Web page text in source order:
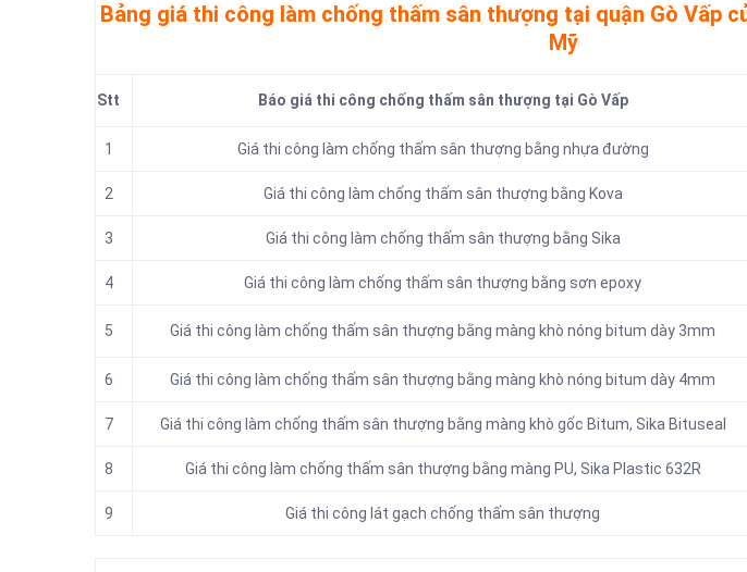
Bảng giá thi công làm chống thấm sân thượng tại quận Gò Vấp
Mỹ
Stt Báo giá thi công chống thấm sân thượng tại Gò Vấp
1 Giá thi công làm chống thấm sân thượng bằng nhựa đường
2 Giá thi công làm chống thấm sân thượng bằng Kova
3 Giá thi công làm chống thấm sân thượng bằng Sika
4 Giá thi công làm chống thấm sân thượng bằng sơn epoxy
5 Giá thi công làm chống thấm sân thượng bằng màng khò nóng bitum dày 3mm
6 Giá thi công làm chống thấm sân thượng bằng màng khò nóng bitum dày 4mm
7 Giá thi công làm chống thấm sân thượng bằng màng khò gốc Bitum, Sika Bituseal
8 Giá thi công làm chống thấm sân thượng bằng màng PU, Sika Plastic 632R
9 Giá thi công lát gạch chống thấm sân thượng